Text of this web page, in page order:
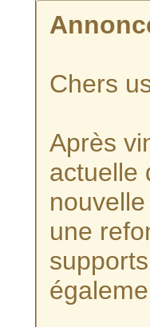
Chers
Après
actuelle
une